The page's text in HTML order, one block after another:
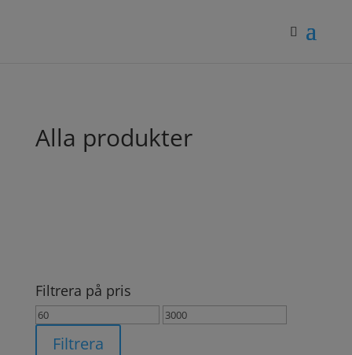
Alla produkter
Filtrera på pris
Min
pris
Max
Filtrera